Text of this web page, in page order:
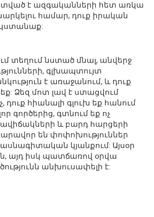
է ազգականների հետ առկա
համար, դուք իրական
կստանաք:
տեղում նստած մնալ, անվերջ
գլխապտույտ
է առաջանում, և դուք
Ձեզ մոտ լավ է ստացվում
դուք հիանալի գլուխ եք հանում
գործերից, գտնում եք ոչ
և բարդ հարցերի
են փոփոխություններ
կյանքում: Այսօր
այդ իսկ պատճառով օրվա
անխուսափելի է: